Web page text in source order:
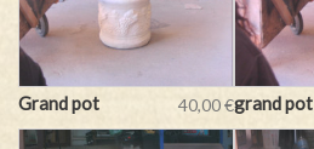
Grand pot 40,00 €grand pot